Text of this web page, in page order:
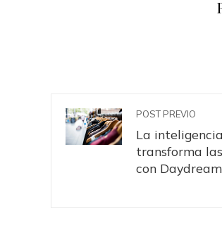
POST PREVIO
La
transforma
con Daydream